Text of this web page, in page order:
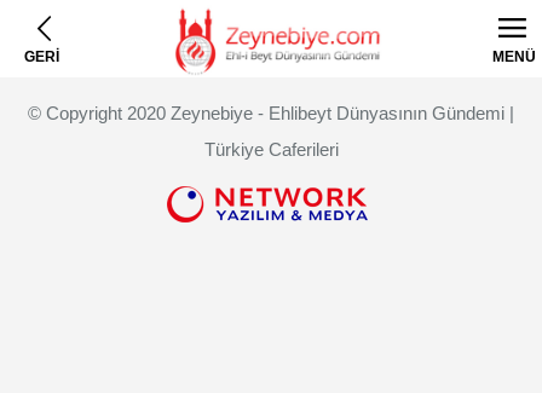
GERİ MENÜ
© Copyright 2020 Zeynebiye - Ehlibeyt Dünyasının Gündemi |
Türkiye Caferileri